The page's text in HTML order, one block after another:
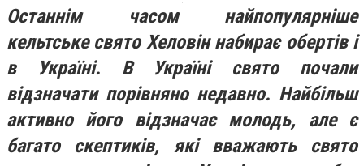
Останнім часом найпопулярніше
кельтське свято Хеловін набирає обертів і
в Україні. В Україні свято почали
відзначати порівняно недавно. Найбільш
активно його відзначає молодь, але є
багато скептиків, які вважають свято